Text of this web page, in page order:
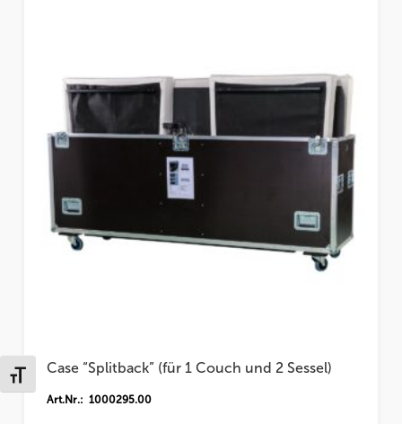
Schrift vergrößern
Case “Splitback” (für 1 Couch und 2 Sessel)
Art.Nr.: 1000295.00